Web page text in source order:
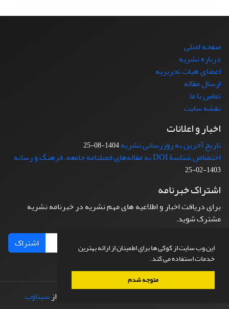
این وب سایت از کوکی ها برای اطمینان از ارائه بهترین
خدمات استفاده می کند.
متوجه شدم
صفحه اصلی
درباره نشریه
اعضای هیات تحریریه
ارسال مقاله
تماس با ما
نقشه سایت
اخبار و اعلانات
تاریخ آخرین به روزرسانی نشریه1404-08-25
اختصاص شناسۀ DOI به مقاله‌های فصلنامه جامعه، فرهنگ و رسانه
1403-02-25
اشتراک خبرنامه
برای دریافت اخبار و اطلاعیه های مهم نشریه در خبرنامه نشریه
مشترک شوید.
اشتراک
طراحی و پیاده سازی ازسیناوب